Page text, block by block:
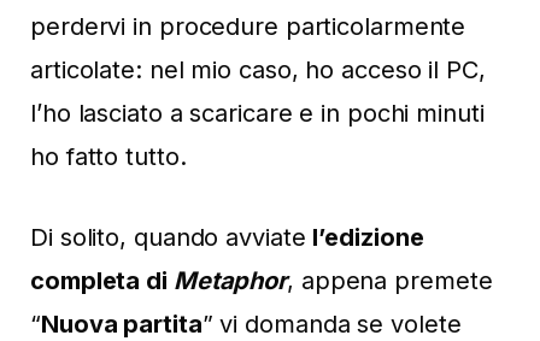
perdervi in procedure particolarmente
articolate: nel mio caso, ho acceso il PC,
l’ho lasciato a scaricare e in pochi minuti
ho fatto tutto.
Di solito, quando avviate l’edizione
completa di Metaphor, appena premete
“Nuova partita” vi domanda se volete